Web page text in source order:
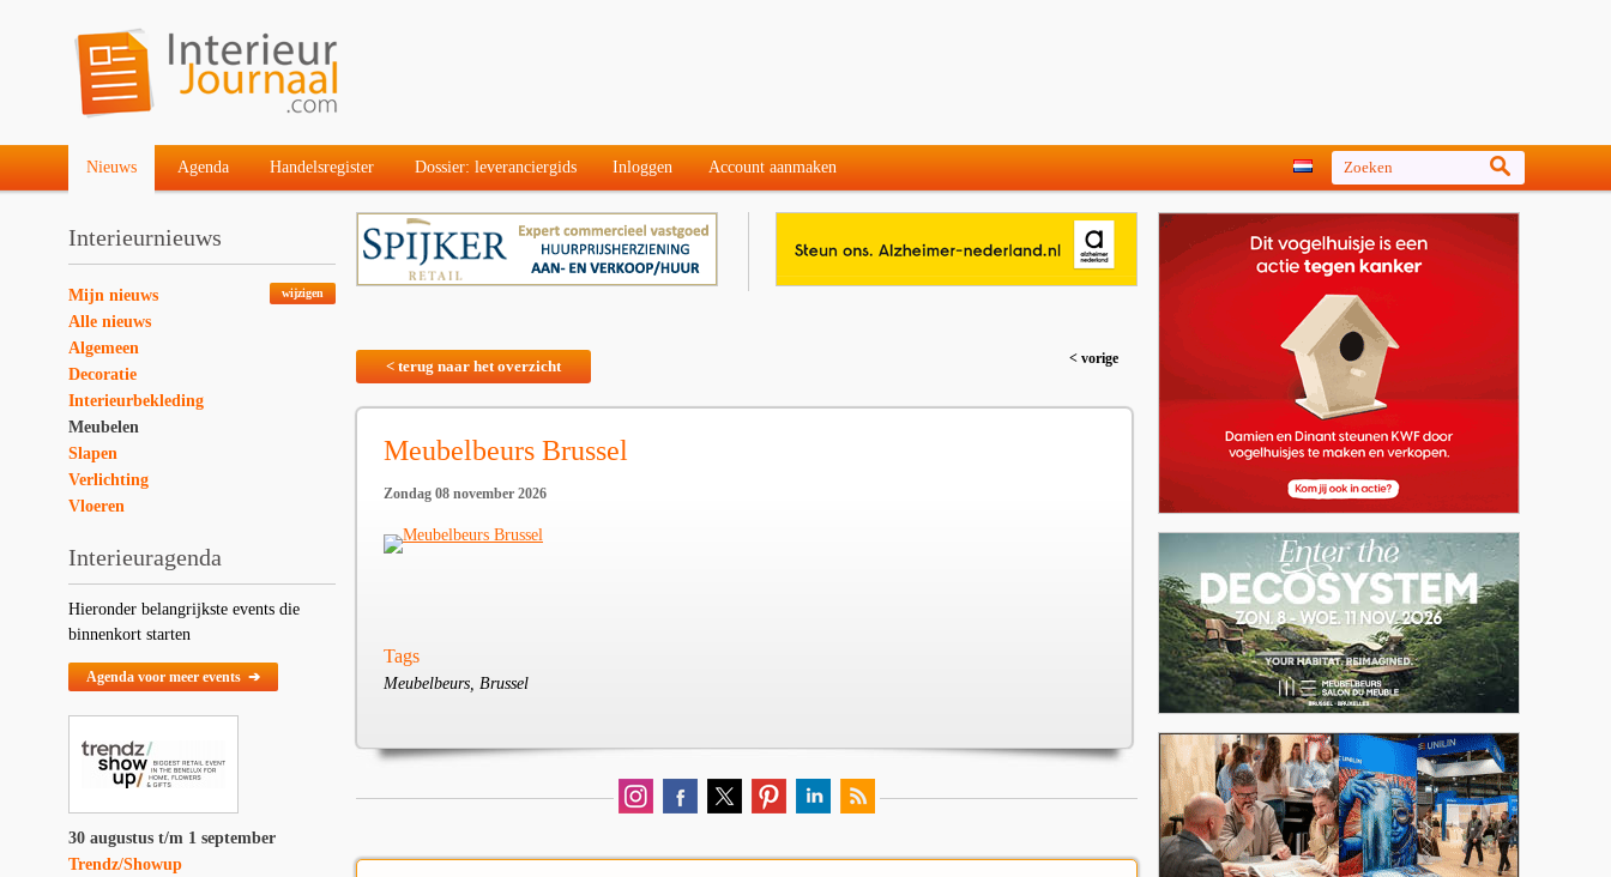
Nieuws Agenda Handelsregister Dossier: leveranciergids Inloggen Account aanmaken
Interieurnieuws
wijzigen
Mijn nieuws
Alle nieuws
Algemeen
Decoratie
Interieurbekleding
Meubelen
Slapen
Verlichting
Vloeren
Interieuragenda
Hieronder belangrijkste events die
binnenkort starten
Agenda voor meer events ➔
30 augustus t/m 1 september
Trendz/Showup
< terug naar het overzicht < vorige
Meubelbeurs Brussel
Zondag 08 november 2026
Tags
Meubelbeurs, Brussel